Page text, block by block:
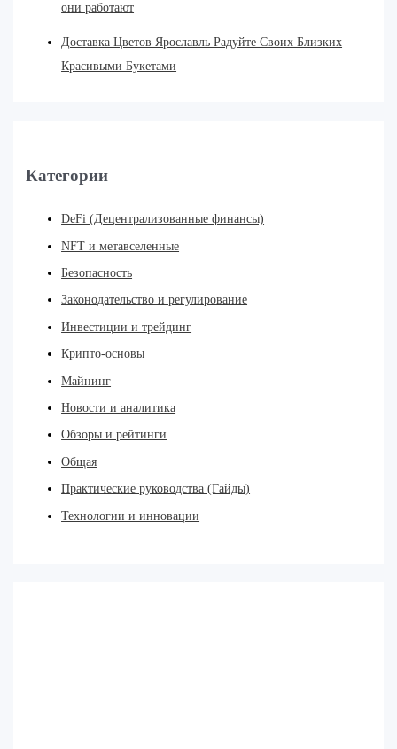
они работают
Доставка Цветов Ярославль Радуйте Своих Близких
Красивыми Букетами
Категории
DeFi (Децентрализованные финансы)
NFT и метавселенные
Безопасность
Законодательство и регулирование
Инвестиции и трейдинг
Крипто-основы
Майнинг
Новости и аналитика
Обзоры и рейтинги
Общая
Практические руководства (Гайды)
Технологии и инновации